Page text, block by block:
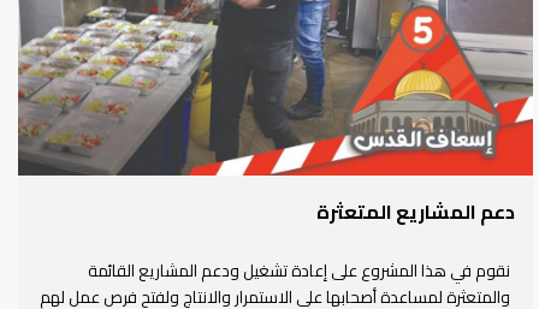
دعم المشاريع المتعثرة
نقوم في هذا المشروع على إعادة تشغيل ودعم المشاريع القائمة
والمتعثرة لمساعدة أصحابها على الاستمرار والانتاج ولفتح فرص عمل لهم